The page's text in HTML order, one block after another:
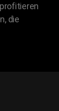
die